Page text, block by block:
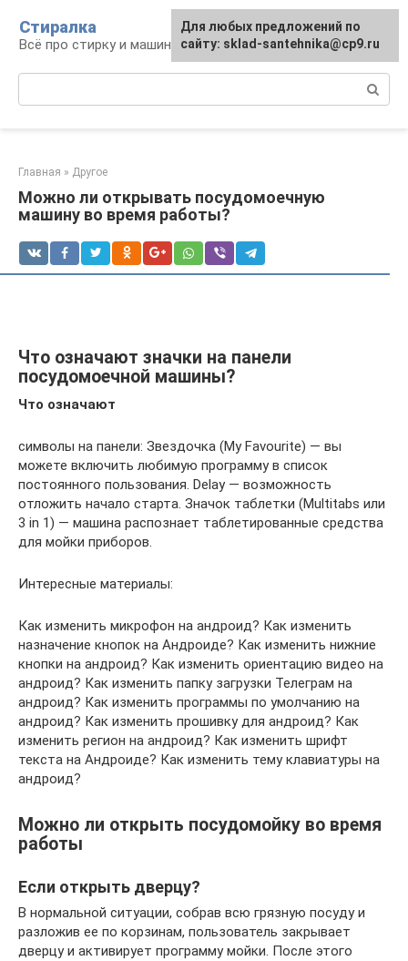
контенту
Стиралка
Всё про стирку и машинки
Главная » Другое
Можно ли открывать посудомоечную
машину во время работы?
Что означают значки на панели
посудомоечной машины?
Что означают
символы на панели: Звездочка (My Favourite) — вы
можете включить любимую программу в список
постоянного пользования. Delay — возможность
отложить начало старта. Значок таблетки (Multitabs или
3 in 1) — машина распознает таблетированные средства
для мойки приборов.
Интересные материалы:
Как изменить микрофон на андроид? Как изменить
назначение кнопок на Андроиде? Как изменить нижние
кнопки на андроид? Как изменить ориентацию видео на
андроид? Как изменить папку загрузки Телеграм на
андроид? Как изменить программы по умолчанию на
андроид? Как изменить прошивку для андроид? Как
изменить регион на андроид? Как изменить шрифт
текста на Андроиде? Как изменить тему клавиатуры на
андроид?
Можно ли открыть посудомойку во время
работы
Если открыть дверцу?
В нормальной ситуации, собрав всю грязную посуду и
разложив ее по корзинам, пользователь закрывает
дверцу и активирует программу мойки. После этого
Для любых предложений по
сайту: sklad-santehnika@cp9.ru